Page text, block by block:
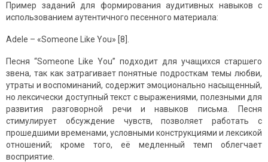
Пример заданий для формирования аудитивных навыков с
использованием аутентичного песенного материала:
Adele – «Someone Like You» [8].
Песня “Someone Like You” подходит для учащихся старшего
звена, так как затрагивает понятные подросткам темы любви,
утраты и воспоминаний, содержит эмоционально насыщенный,
но лексически доступный текст с выражениями, полезными для
развития разговорной речи и навыков письма. Песня
стимулирует обсуждение чувств, позволяет работать с
прошедшими временами, условными конструкциями и лексикой
отношений; кроме того, её медленный темп облегчает
восприятие.